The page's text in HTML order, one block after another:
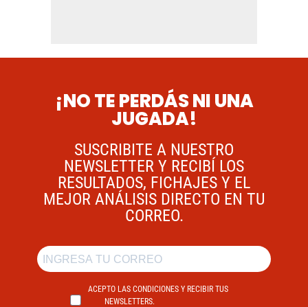
¡NO TE PERDÁS NI UNA
JUGADA!
SUSCRIBITE A NUESTRO
NEWSLETTER Y RECIBÍ LOS
RESULTADOS, FICHAJES Y EL
MEJOR ANÁLISIS DIRECTO EN TU
CORREO.
ACEPTO LAS CONDICIONES Y RECIBIR TUS
NEWSLETTERS.